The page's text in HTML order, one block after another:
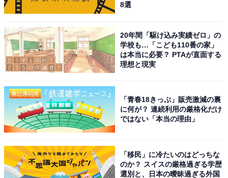
こちらもおすすめ
近畿地方の「ゴールデンウイークに行きたい花
位は？
8選
20年間「駆け込み実績ゼロ」の
学校も…「こども110番の家」
は本当に必要？ PTAが直面する
理想と現実
「青春18きっぷ」販売激減の裏
に何が？ 連続利用の厳格化だけ
ではない「本当の理由」
「移民」に冷たいのはどっちな
のか？ スイスの厳格過ぎる学歴
選別と、日本の曖昧過ぎる外国